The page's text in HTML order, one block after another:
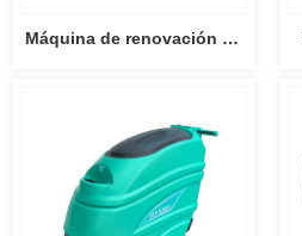
Máquina de renovación de